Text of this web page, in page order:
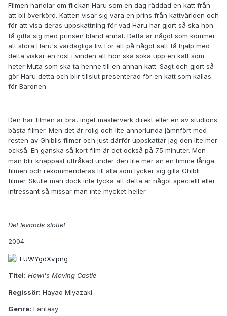
Filmen handlar om flickan Haru som en dag räddad en katt från
att bli överkörd. Katten visar sig vara en prins från kattvärlden och
för att visa deras uppskattning för vad Haru har gjort så ska hon
få gifta sig med prinsen bland annat. Detta är något som kommer
att störa Haru's vardagliga liv. För att på något sätt få hjälp med
detta viskar en röst i vinden att hon ska söka upp en katt som
heter Muta som ska ta henne till en annan katt. Sagt och gjort så
gör Haru detta och blir tillslut presenterad för en katt som kallas
för Baronen.
Den här filmen är bra, inget mästerverk direkt eller en av studions
bästa filmer. Men det är rolig och lite annorlunda jämnfört med
resten av Ghiblis filmer och just därför uppskattar jag den lite mer
också. En ganska så kort film är det också på 75 minuter. Men
man blir knappast uttråkad under den lite mer än en timme långa
filmen och rekommenderas till alla som tycker sig gilla Ghibli
filmer. Skulle man dock inte tycka att detta är något speciellt eller
intressant så missar man inte mycket heller.
Det levande slottet
2004
Titel: Howl's Moving Castle
Regissör: Hayao Miyazaki
Genre: Fantasy